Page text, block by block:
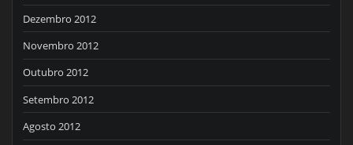
Dezembro 2012
Novembro 2012
Outubro 2012
Setembro 2012
Agosto 2012